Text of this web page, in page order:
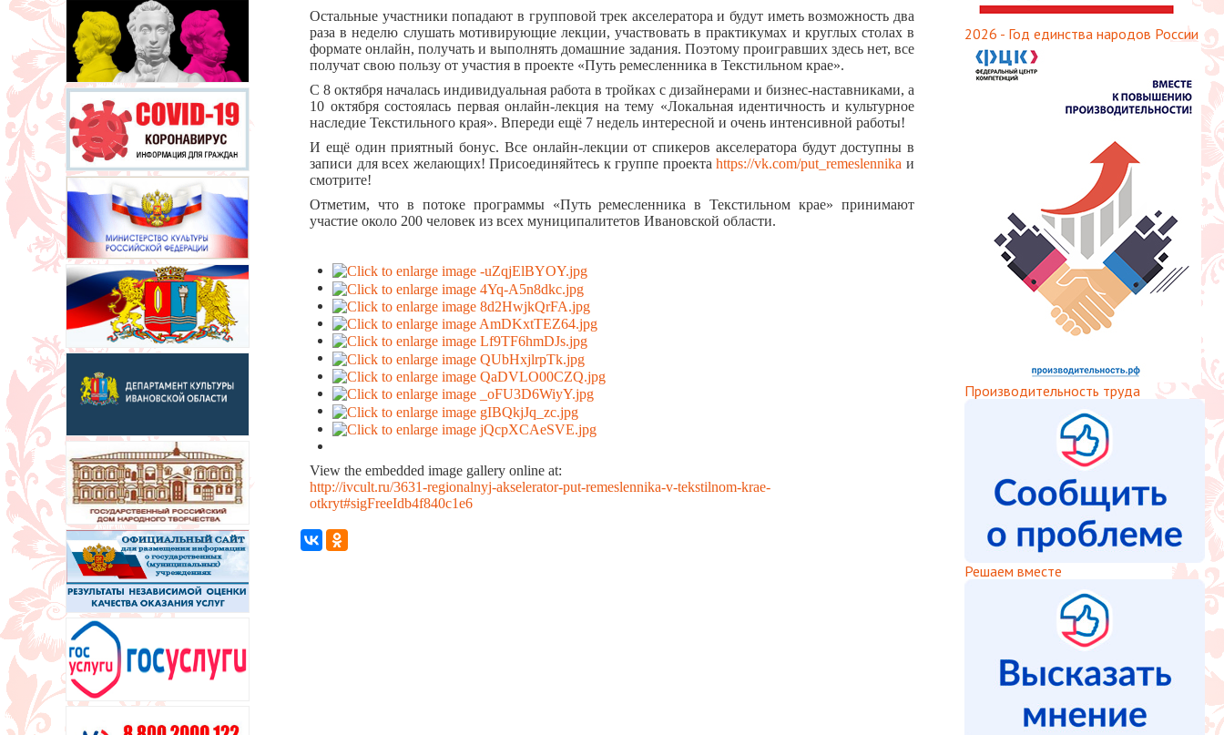
Остальные участники попадают в групповой трек акселератора и будут иметь возможность два
раза в неделю слушать мотивирующие лекции, участвовать в практикумах и круглых столах в
формате онлайн, получать и выполнять домашние задания. Поэтому проигравших здесь нет, все
получат свою пользу от участия в проекте «Путь ремесленника в Текстильном крае».
С 8 октября началась индивидуальная работа в тройках с дизайнерами и бизнес-наставниками, а
10 октября состоялась первая онлайн-лекция на тему «Локальная идентичность и культурное
наследие Текстильного края». Впереди ещё 7 недель интересной и очень интенсивной работы!
И ещё один приятный бонус. Все онлайн-лекции от спикеров акселератора будут доступны в
записи для всех желающих! Присоединяйтесь к группе проектаhttps://vk.com/put_remeslennika и
смотрите!
Отметим, что в потоке программы «Путь ремесленника в Текстильном крае» принимают
участие около 200 человек из всех муниципалитетов Ивановской области.
View the embedded image gallery online at:
http://ivcult.ru/3631-regionalnyj-akselerator-put-remeslennika-v-tekstilnom-krae-
otkryt#sigFreeIdb4f840c1e6
2026 - Год единства народов России
Производительность труда
Решаем вместе